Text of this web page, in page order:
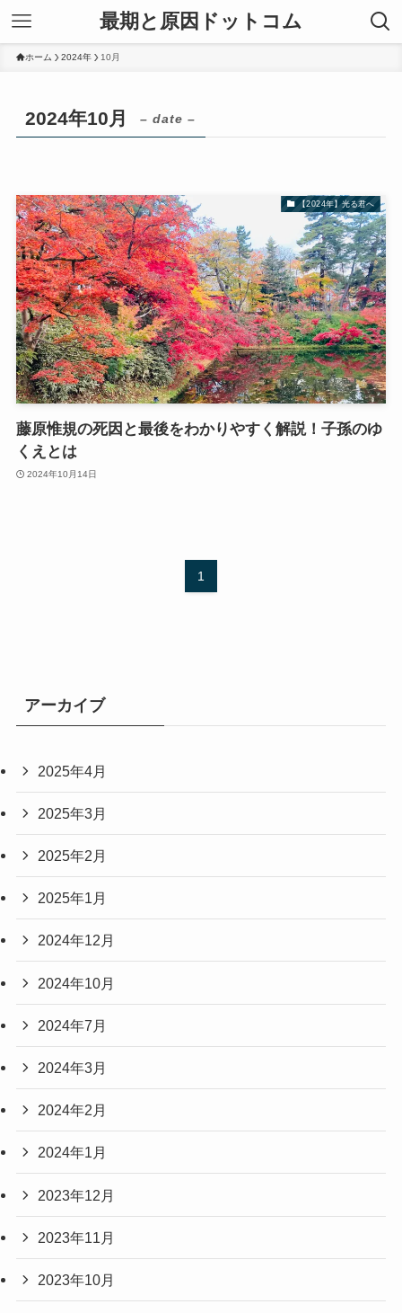
最期と原因ドットコム
ホーム 2024年 10月
2024年10月 – date –
【2024年】光る君へ
藤原惟規の死因と最後をわかりやすく解説！子孫のゆ
くえとは
2024年10月14日
1
アーカイブ
2025年4月
2025年3月
2025年2月
2025年1月
2024年12月
2024年10月
2024年7月
2024年3月
2024年2月
2024年1月
2023年12月
2023年11月
2023年10月